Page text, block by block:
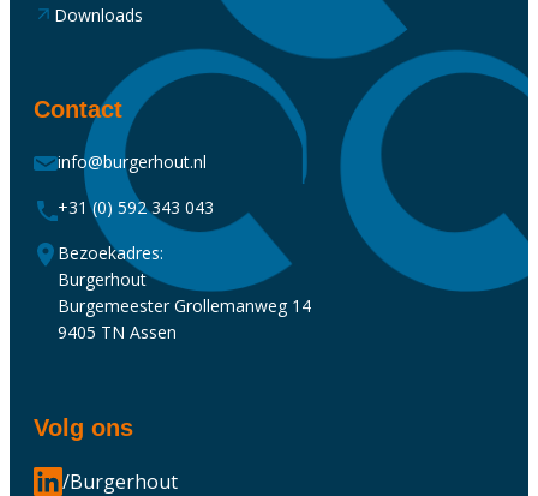
Downloads
Contact
info@burgerhout.nl
+31 (0) 592 343 043
Bezoekadres:
Burgerhout
Burgemeester Grollemanweg 14
9405 TN Assen
Volg ons
/Burgerhout